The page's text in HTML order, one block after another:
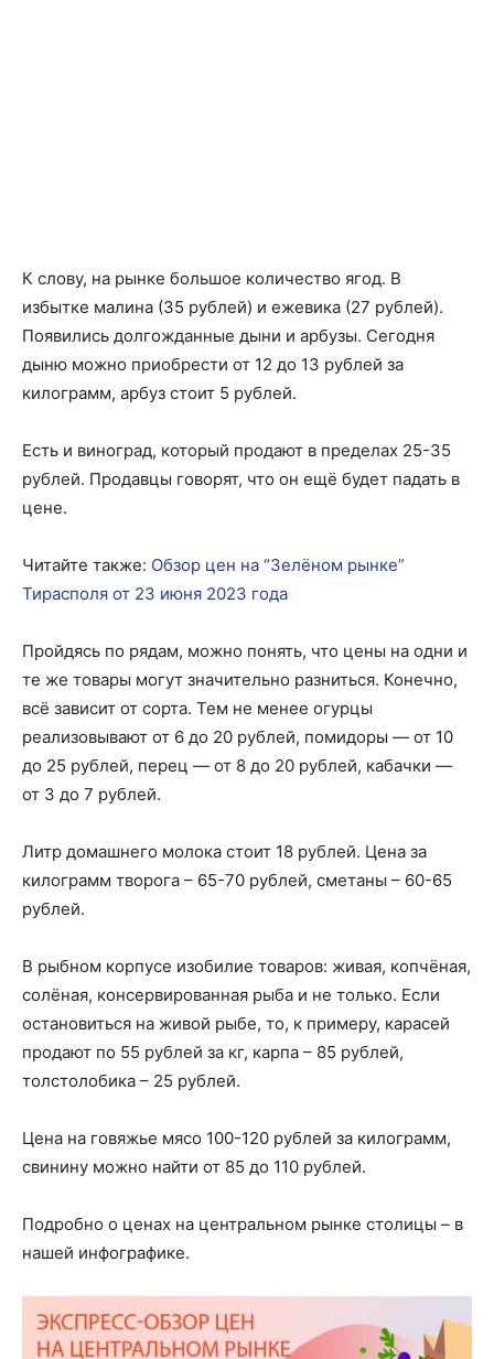
К слову, на рынке большое количество ягод. В
избытке малина (35 рублей) и ежевика (27 рублей).
Появились долгожданные дыни и арбузы. Сегодня
дыню можно приобрести от 12 до 13 рублей за
килограмм, арбуз стоит 5 рублей.
Есть и виноград, который продают в пределах 25-35
рублей. Продавцы говорят, что он ещё будет падать в
цене.
Читайте также: Обзор цен на “Зелёном рынке”
Тирасполя от 23 июня 2023 года
Пройдясь по рядам, можно понять, что цены на одни и
те же товары могут значительно разниться. Конечно,
всё зависит от сорта. Тем не менее огурцы
реализовывают от 6 до 20 рублей, помидоры — от 10
до 25 рублей, перец — от 8 до 20 рублей, кабачки —
от 3 до 7 рублей.
Литр домашнего молока стоит 18 рублей. Цена за
килограмм творога – 65-70 рублей, сметаны – 60-65
рублей.
В рыбном корпусе изобилие товаров: живая, копчёная,
солёная, консервированная рыба и не только. Если
остановиться на живой рыбе, то, к примеру, карасей
продают по 55 рублей за кг, карпа – 85 рублей,
толстолобика – 25 рублей.
Цена на говяжье мясо 100-120 рублей за килограмм,
свинину можно найти от 85 до 110 рублей.
Подробно о ценах на центральном рынке столицы – в
нашей инфографике.